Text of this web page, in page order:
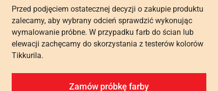
Przed podjęciem ostatecznej decyzji o zakupie produktu
zalecamy, aby wybrany odcień sprawdzić wykonując
wymalowanie próbne. W przypadku farb do ścian lub
elewacji zachęcamy do skorzystania z testerów kolorów
Tikkurila.
Zamów próbkę farby